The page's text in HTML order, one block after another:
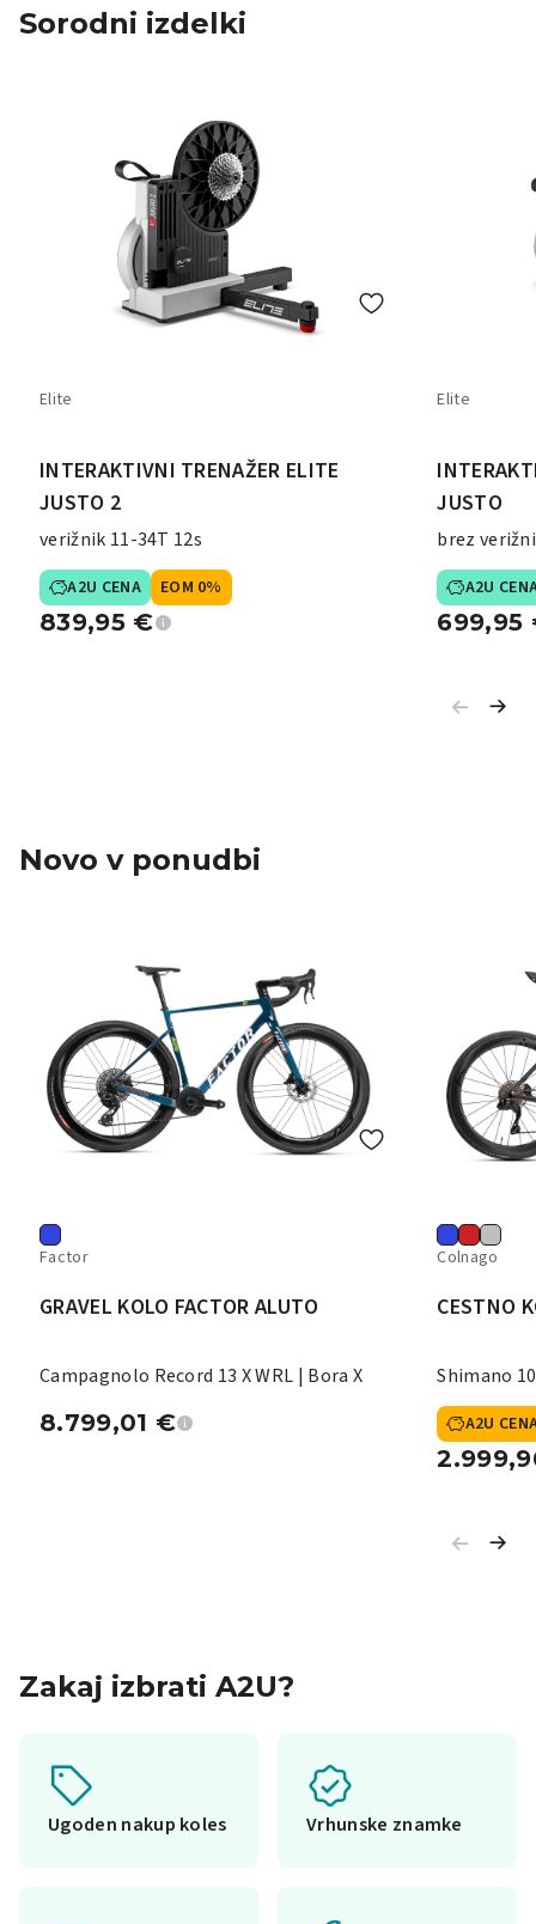
Sorodni izdelki
Elite
INTERAKTIVNI TRENAŽER ELITE
JUSTO 2
verižnik 11-34T 12s
A2U CENA EOM 0%
839,95 €
Elite
JUSTO
brez
A2U
699,95
Novo v ponudbi
Factor
GRAVEL KOLO FACTOR ALUTO
Campagnolo Record 13 X WRL | Bora X
8.799,01 €
Colnago
CESTNO
Shimano
A2U
Zakaj izbrati A2U?
Ugoden nakup koles Vrhunske znamke